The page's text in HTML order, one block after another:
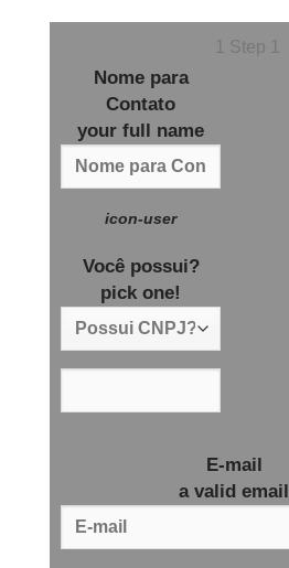
1 Step 1
Nome para
Contato
your full name
icon-user
Você possui?
pick one!
E-mail
a valid email